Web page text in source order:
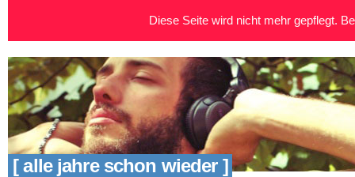
[ alle jahre schon wieder ]
Diese Seite wird nicht mehr gepflegt.